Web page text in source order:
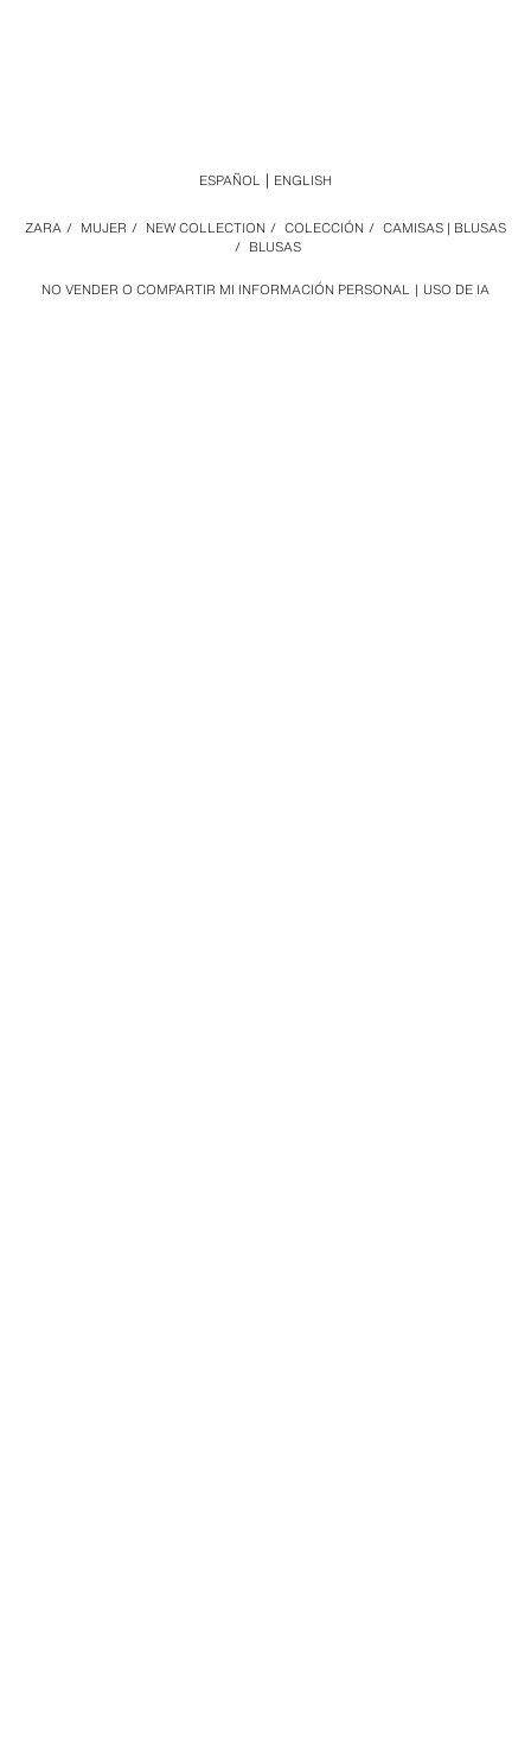
NO VENDER O COMPARTIR MI INFORMACIÓN PERSONAL USO DE IA
ZARA / MUJER / NEW COLLECTION / COLECCIÓN / CAMISAS | BLUSAS
/ BLUSAS
ESPAÑOL ENGLISH